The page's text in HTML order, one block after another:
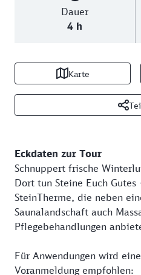
Dauer
4 h
Karte
Eckdaten zur Tour
Schnuppert frische
Dort tun Steine Euch
SteinTherme, die neben
Saunalandschaft auch
Pflegebehandlungen
Für Anwendungen wird
Voranmeldung empfohlen: